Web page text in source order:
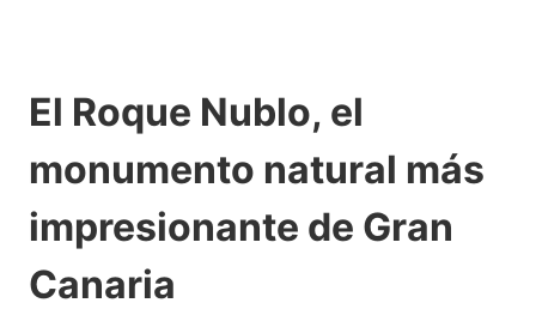
El Roque Nublo, el
monumento natural más
impresionante de Gran
Canaria